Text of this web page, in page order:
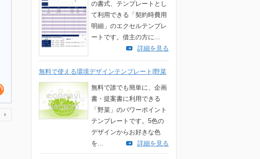
の書式、テンプレートとし
て利用できる「契約時費用
明細」のエクセルテンプレ
ートです。借主の方に...
詳細を見る
無料で使える環境デザインテンプレート|野菜
無料で誰でも簡単に、企画
書・提案書に利用できる
「野菜」のパワーポイント
テンプレートです。5色の
デザインからお好きな色
を...
詳細を見る